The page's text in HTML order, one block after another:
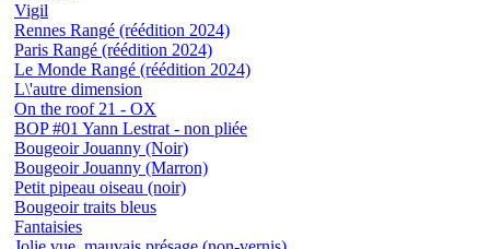
Vigil
Rennes Rangé (réédition 2024)
Paris Rangé (réédition 2024)
Le Monde Rangé (réédition 2024)
L\'autre dimension
On the roof 21 - OX
BOP #01 Yann Lestrat - non pliée
Bougeoir Jouanny (Noir)
Bougeoir Jouanny (Marron)
Petit pipeau oiseau (noir)
Bougeoir traits bleus
Fantaisies